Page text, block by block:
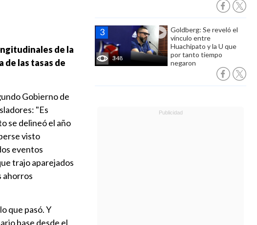
348
Goldberg: Se reveló el
vínculo entre
Huachipato y la U que
por tanto tiempo
negaron
de la
de las tasas de
Gobierno de
"Es
se delineó el año
visto
eventos
trajo aparejados
ahorros
que pasó. Y
base desde el